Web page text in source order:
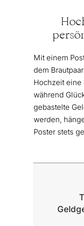
Mit einem
dem
Hochzeit eine
während
gebastelte
werden,
Poster stets